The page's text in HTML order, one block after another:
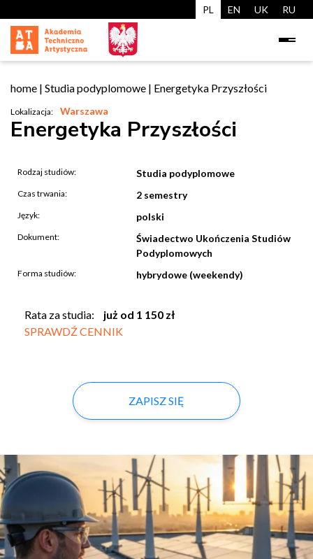
PL EN UK RU
home | Studia podyplomowe | Energetyka Przyszłości
Lokalizacja: Warszawa
Energetyka Przyszłości
Rodzaj studiów: Studia podyplomowe
Czas trwania: 2 semestry
Język: polski
Dokument:
Świadectwo Ukończenia Studiów
Podyplomowych
Forma studiów: hybrydowe (weekendy)
Rata za studia:
już od 1 150 zł
SPRAWDŹ CENNIK
ZAPISZ SIĘ